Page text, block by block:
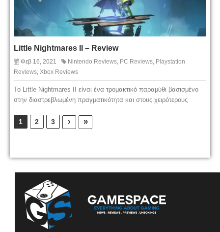
Little Nightmares II – Review
Φεβ 16, 2021 Nintendo Reviews, PC Reviews, Playstation
Reviews, Xbox Reviews
Το Little Nightmares II είναι ένα τρομακτικό παραμύθι βασισμένο
στην διαστρεβλωμένη πραγματικότητα και στους χειρότερους
1 2 3 › »